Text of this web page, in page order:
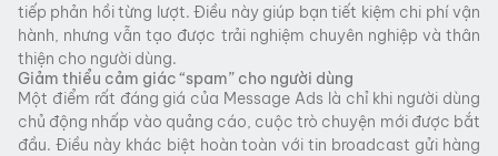
tiếp phản hồi từng lượt. Điều này giúp bạn tiết kiệm chi phí vận
hành, nhưng vẫn tạo được trải nghiệm chuyên nghiệp và thân
thiện cho người dùng.
Giảm thiểu cảm giác “spam” cho người dùng
Một điểm rất đáng giá của Message Ads là chỉ khi người dùng
chủ động nhấp vào quảng cáo, cuộc trò chuyện mới được bắt
đầu. Điều này khác biệt hoàn toàn với tin broadcast gửi hàng